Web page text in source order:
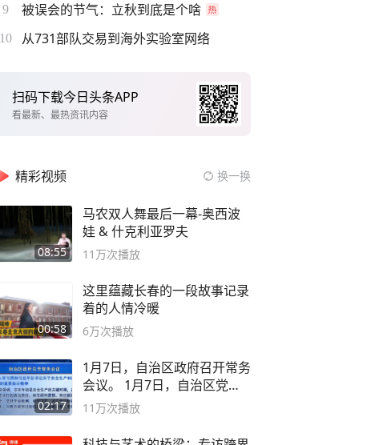
9 被误会的节气：立秋到底是个啥
10 从731部队交易到海外实验室网络
扫码下载今日头条APP
看最新、最热资讯内容
精彩视频 换一换
08:55
马农双人舞最后一幕-奥西波
娃 & 什克利亚罗夫
11万次播放
00:58
这里蕴藏长春的一段故事记录
着的人情冷暖
6万次播放
02:17
1月7日，自治区政府召开常务
会议。 1月7日，自治区党委
副书记
11万次播放